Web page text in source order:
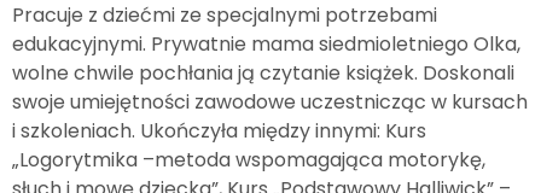
Pracuje z dziećmi ze specjalnymi potrzebami
edukacyjnymi. Prywatnie mama siedmioletniego Olka,
wolne chwile pochłania ją czytanie książek. Doskonali
swoje umiejętności zawodowe uczestnicząc w kursach
i szkoleniach. Ukończyła między innymi: Kurs
„Logorytmika –metoda wspomagająca motorykę,